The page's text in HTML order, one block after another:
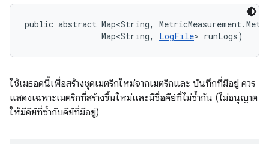
public abstract Map<String,
                Map<String,
LogFile> runLogs)
ใช้เมธอดนี้เพื่อสร้างชุดเมตริกใหม่จากเมตริกและ บันทึกที่มีอยู่ ควร
แสดงเฉพาะเมตริกที่สร้างขึ้นใหม่และมีชื่อคีย์ที่ไม่ซ้ำกัน (ไม่อนุญาต
ให้มีคีย์ที่ซ้ำกับคีย์ที่มีอยู่)